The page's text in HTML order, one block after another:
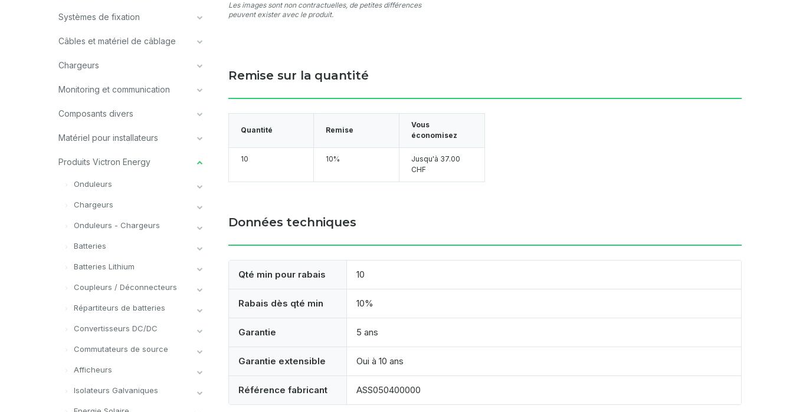
Systèmes de fixation
Câbles et matériel de câblage
Chargeurs
Monitoring et communication
Composants divers
Matériel pour installateurs
Produits Victron Energy
Onduleurs
Chargeurs
Onduleurs - Chargeurs
Batteries
Batteries Lithium
Coupleurs / Déconnecteurs
Répartiteurs de batteries
Convertisseurs DC/DC
Commutateurs de source
Afficheurs
Isolateurs Galvaniques
Les images sont non contractuelles, de petites différences
peuvent exister avec le produit.
Remise sur la quantité
Quantité Remise
Vous
économisez
10 10% Jusqu'à 37.00
CHF
Données techniques
Qté min pour rabais 10
Rabais dès qté min 10%
Garantie 5 ans
Garantie extensible Oui à 10 ans
Référence fabricant ASS050400000